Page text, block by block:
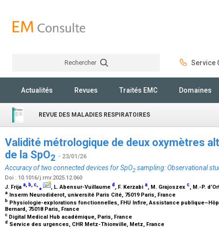
Rechercher Service
Actualités Revues Traités EMC Domaines
REVUE DES MALADIES RESPIRATOIRES
Validité métrologique de deux oxymètres
de la SpO2 - 23/01/26
Accuracy of two connected devices for SpO2 sampling: Observational
Doi : 10.1016/j.rmr.2025.12.060
J. Frija a, b,c,⁎ , L. Abensur-Vuillaume d , F. Kerzabi a, M. Grajoszex c, M.-P.
a Inserm Neurodiderot, université Paris Cité, 75019 Paris, France
b Physiologie-explorations fonctionnelles, FHU Infire, Assistance
Bernard, 75018 Paris, France
c Digital Medical Hub académique, Paris, France
d Service des urgences, CHR Metz-Thionville, Metz, France